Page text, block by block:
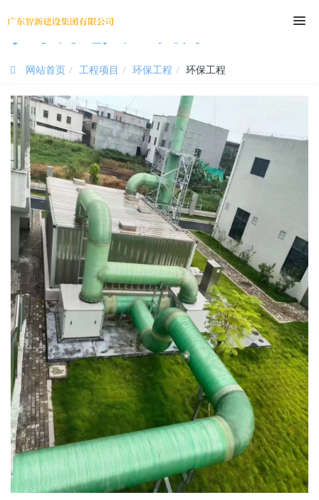
尊时凯龙人生就博
网站首页 工程项目 环保工程 环保工程